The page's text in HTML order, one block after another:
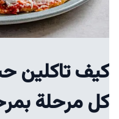
كيف تاكلين
كل مرحلة